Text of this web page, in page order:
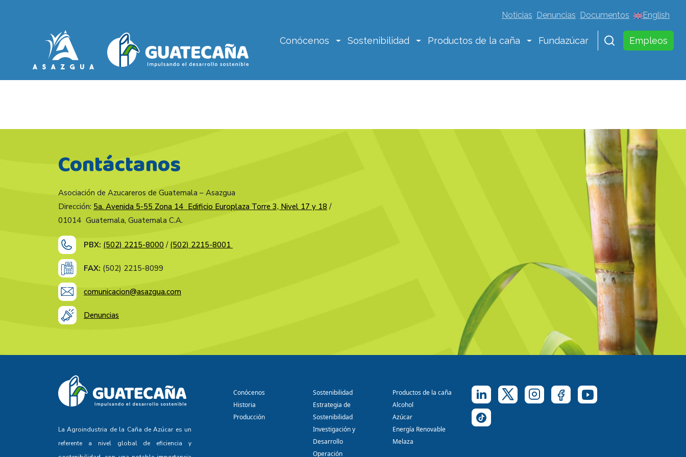
Noticias Denuncias Documentos English
Conócenos Sostenibilidad Productos de la caña Fundazúcar Empleos
Contáctanos
Asociación de Azucareros de Guatemala – Asazgua
Dirección: 5a. Avenida 5-55 Zona 14 Edificio Europlaza Torre 3, Nivel 17 y 18 /
01014 Guatemala, Guatemala C.A.
PBX: (502) 2215-8000 / (502) 2215-8001
FAX: (502) 2215-8099
comunicacion@asazgua.com
Denuncias
La Agroindustria de la Caña de Azúcar es un
referente a nivel global de eficiencia y
Conócenos
Historia
Producción
Sostenibilidad
Estrategia de
Sostenibilidad
Investigación y
Desarrollo
Operación
Productos de la caña
Alcohol
Azúcar
Energía Renovable
Melaza